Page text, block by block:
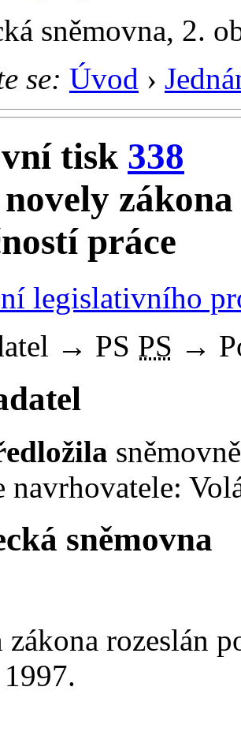
sněmovna, 2.
se: Úvod ›
tisk 338
práce
legislativního
→ PS PS →
navrhovatele:
sněmovna
zákona rozeslán